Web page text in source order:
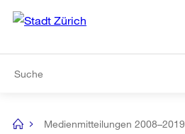
Navigation
[no
Medienmitteilungen 2008–2019